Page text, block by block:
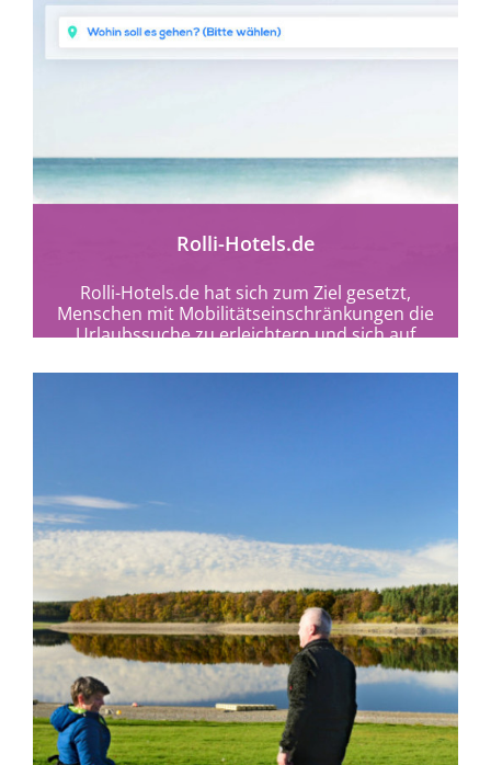
Rolli-Hotels.de
Rolli-Hotels.de hat sich zum Ziel gesetzt,
Menschen mit Mobilitätseinschränkungen die
Urlaubssuche zu erleichtern und sich auf
mehr erfahren